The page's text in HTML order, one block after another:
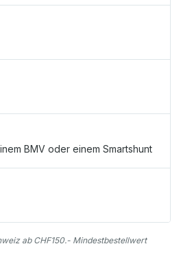
BMV oder einem Smartshunt
ab CHF150.- Mindestbestellwert